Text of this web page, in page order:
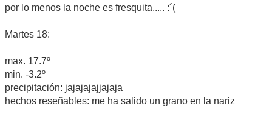
por lo menos la noche es fresquita..... :´(
Martes 18:
max. 17.7º
min. -3.2º
precipitación: jajajajajjajaja
hechos reseñables: me ha salido un grano en la nariz